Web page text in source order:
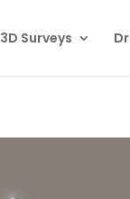
3D Surveys